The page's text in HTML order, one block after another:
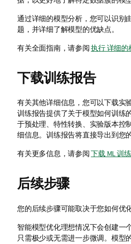
通过详细的模型分析，您可以识别
题，并详细了解模型的优缺点。
有关全面指南，请参阅执行 详细的
下载训练报告
有关其他详细信息，您可以下载实
训练报告提供了关于模型如何训练
于预处理、特性转换、实验版本控
细信息。训练报告将直接导出到您
有关更多信息，请参阅下载 ML 训
后续步骤
您的后续步骤可能取决于您如何优化
智能模型优化理想情况下会创建一
只需极少或无需进一步微调。模型